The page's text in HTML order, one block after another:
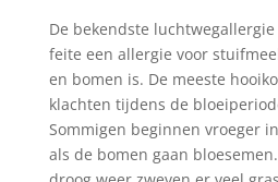
De bekendste luchtwegallergie
feite een allergie voor
en bomen is. De meeste
klachten tijdens de
Sommigen beginnen vroeger
als de bomen gaan